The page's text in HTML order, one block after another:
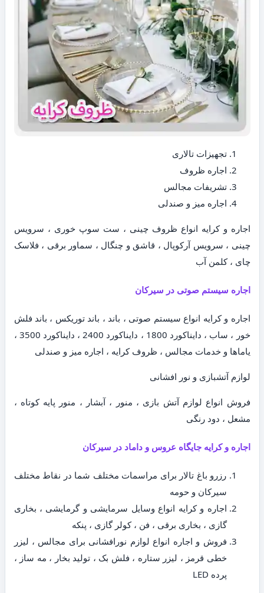
تجهیزات تالاری
اجاره ظروف
تشریفات مجالس
اجاره میز و صندلی
اجاره و کرایه انواع ظروف چینی ، ست سوپ خوری ، سرویس
چینی ، سرویس آرکوپال ، قاشق و چنگال ، سماور برقی ، فلاسک
چای ، کلمن آب
اجاره سیستم صوتی در سیرکان
اجاره و کرایه انواع سیستم صوتی ، باند ، باند توریکس ، باند فلش
خور ، ساب ، دایناکورد 1800 ، دایناکورد 2400 ، دایناکورد 3500 ،
یاماها و خدمات مجالس ، ظروف کرایه ، اجاره میز و صندلی
لوازم آتشبازی و نور افشانی
فروش انواع لوازم آتش بازی ، منور ، آبشار ، منور پایه کوتاه ،
مشعل ، دود رنگی
اجاره و کرایه جایگاه عروس و داماد در سیرکان
رزرو باغ تالار برای مراسمات مختلف شما در نقاط مختلف
سیرکان و حومه
اجاره و کرایه انواع وسایل سرمایشی و گرمایشی ، بخاری
گازی ، بخاری برقی ، فن ، کولر گازی ، پنکه
فروش و اجاره انواع لوازم نورافشانی برای مجالس ، لیزر
خطی قرمز ، لیزر ستاره ، فلش بک ، تولید بخار ، مه ساز ،
پرده LED